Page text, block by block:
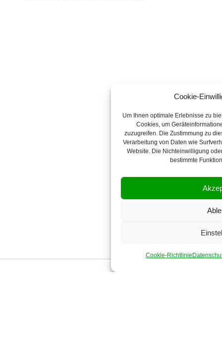
Cookie-
Um Ihnen optimale Erlebnisse zu
Cookies, um
zuzugreifen. Die Zustimmung zu
Verarbeitung von Daten wie
Website. Die Nichteinwilligung
bestimmte
Cookie-Richtlinie